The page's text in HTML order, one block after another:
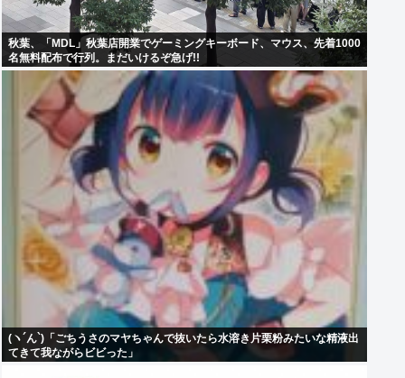
秋葉、「MDL」秋葉店開業でゲーミングキーボード、マウス、先着1000
名無料配布で行列。まだいけるぞ急げ!!
(ヽ´ん`)「ごちうさのマヤちゃんで抜いたら水溶き片栗粉みたいな精液出
てきて我ながらビビった」